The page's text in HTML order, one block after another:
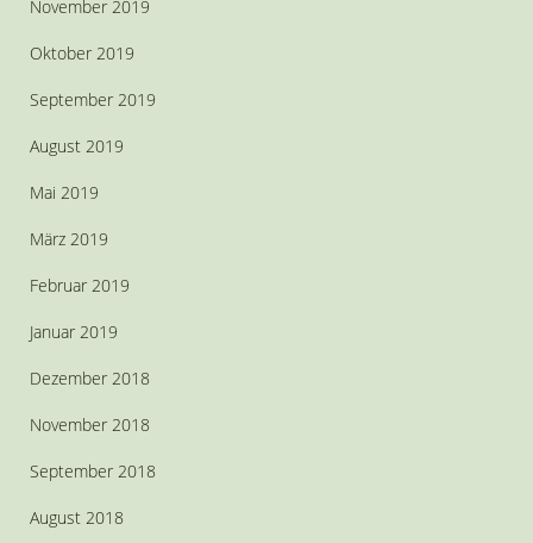
November 2019
Oktober 2019
September 2019
August 2019
Mai 2019
März 2019
Februar 2019
Januar 2019
Dezember 2018
November 2018
September 2018
August 2018